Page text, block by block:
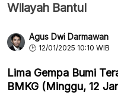
Wilayah Bantul
Agus Dwi Darmawan
12/01/2025 10:10 WIB
Lima Gempa Bumi
BMKG (Minggu, 12